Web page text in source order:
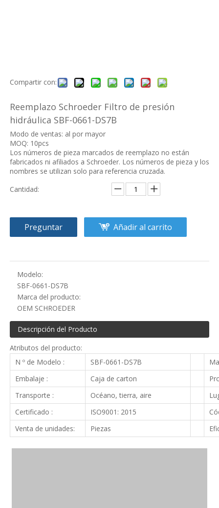
Compartir con:
Reemplazo Schroeder Filtro de presión
hidráulica SBF-0661-DS7B
Modo de ventas: al por mayor
MOQ: 10pcs
Los números de pieza marcados de reemplazo no están
fabricados ni afiliados a Schroeder. Los números de pieza y los
nombres se utilizan solo para referencia cruzada.
Cantidad:
Preguntar Añadir al carrito
Modelo:
SBF-0661-DS7B
Marca del producto:
OEM SCHROEDER
Descripción del Producto
Atributos del producto:
N º de Modelo :
SBF-0661-DS7B
Embalaje :
Caja de carton
Transporte :
Océano, tierra, aire
Certificado :
ISO9001: 2015
Venta de unidades:
Piezas